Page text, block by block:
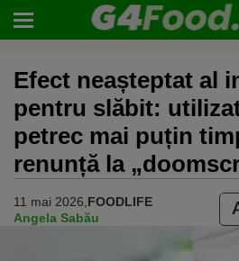
Efect neașteptat al
pentru slăbit:
petrec mai puțin
renunță la
11 mai 2026, FOODLIFE
Angela Sabău